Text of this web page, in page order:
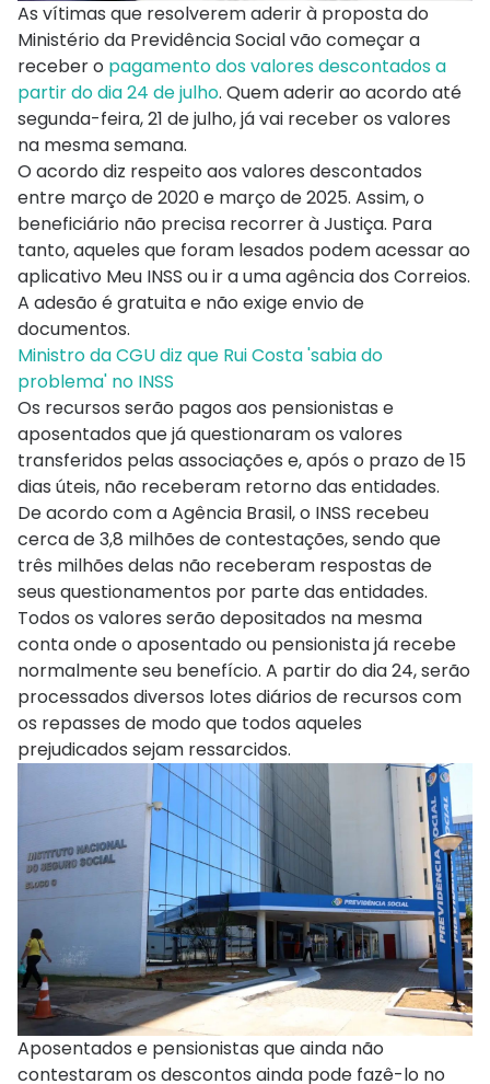
As vítimas que resolverem aderir à proposta do
Ministério da Previdência Social vão começar a
receber o pagamento dos valores descontados a
partir do dia 24 de julho. Quem aderir ao acordo até
segunda-feira, 21 de julho, já vai receber os valores
na mesma semana.
O acordo diz respeito aos valores descontados
entre março de 2020 e março de 2025. Assim, o
beneficiário não precisa recorrer à Justiça. Para
tanto, aqueles que foram lesados podem acessar ao
aplicativo Meu INSS ou ir a uma agência dos Correios.
A adesão é gratuita e não exige envio de
documentos.
Ministro da CGU diz que Rui Costa 'sabia do
problema' no INSS
Os recursos serão pagos aos pensionistas e
aposentados que já questionaram os valores
transferidos pelas associações e, após o prazo de 15
dias úteis, não receberam retorno das entidades.
De acordo com a Agência Brasil, o INSS recebeu
cerca de 3,8 milhões de contestações, sendo que
três milhões delas não receberam respostas de
seus questionamentos por parte das entidades.
Todos os valores serão depositados na mesma
conta onde o aposentado ou pensionista já recebe
normalmente seu benefício. A partir do dia 24, serão
processados diversos lotes diários de recursos com
os repasses de modo que todos aqueles
prejudicados sejam ressarcidos.
Aposentados e pensionistas que ainda não
contestaram os descontos ainda pode fazê-lo no